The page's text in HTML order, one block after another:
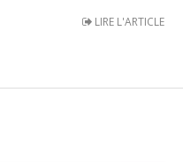
LIRE L'ARTICLE